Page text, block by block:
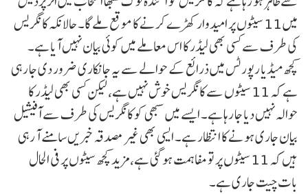
میں 11 سیٹوں پر امیدوار کھڑے کرنے کا موقع ملے گا۔ حالانکہ کانگریس
کی طرف سے کسی بھی لیڈر کا اس معاملے میں کوئی بیان نہیں آیا ہے۔
کچھ میڈیا رپورٹس میں ذرائع کے حوالے سے یہ جانکاری ضرور دی جا رہی
ہے کہ 11 سیٹوں سے کانگریس خوش نہیں ہے، لیکن کسی بھی لیڈر کا
حوالہ نہیں دیا جا رہا ہے۔ ایسے میں سبھی کو کانگریس کی طرف سے آفیشیل
بیان جاری ہونے کا انتظار ہے۔ ایسی بھی غیر مصدقہ خبریں سامنے آ رہی
ہیں کہ 11 سیٹوں پر تو مفاہمت ہو گئی ہے، مزید کچھ سیٹوں پر فی الحال
بات چیت جاری ہے۔